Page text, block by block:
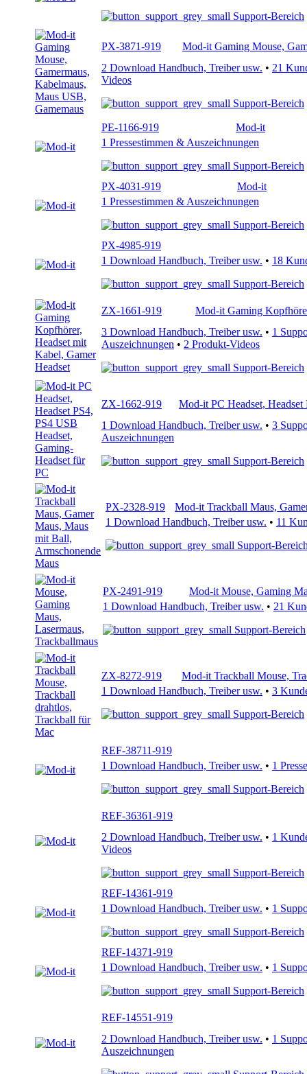
Support-Bereich
PX-3871-919
Mod-it Gaming Mouse,
2 Download Handbuch, Treiber usw. • 21
Videos
Support-Bereich
PE-1166-919
Mod-it
1 Pressestimmen & Auszeichnungen
Support-Bereich
PX-4031-919
Mod-it
1 Pressestimmen & Auszeichnungen
Support-Bereich
PX-4985-919
1 Download Handbuch, Treiber usw. • 18
Support-Bereich
ZX-1661-919
Mod-it Gaming
3 Download Handbuch, Treiber usw. • 1
Auszeichnungen • 2 Produkt-Videos
Support-Bereich
ZX-1662-919
Mod-it PC Headset,
1 Download Handbuch, Treiber usw. • 3
Auszeichnungen
Support-Bereich
PX-2328-919
Mod-it Trackball Maus,
1 Download Handbuch, Treiber usw. • 11
Support-
PX-2491-919
Mod-it Mouse, Gaming
1 Download Handbuch, Treiber usw. • 21
Support-Bereich
ZX-8272-919
Mod-it Trackball Mouse,
1 Download Handbuch, Treiber usw. • 3
Support-Bereich
REF-38711-919
1 Download Handbuch, Treiber usw. • 1
Support-Bereich
REF-36361-919
2 Download Handbuch, Treiber usw. • 1
Videos
Support-Bereich
REF-14361-919
1 Download Handbuch, Treiber usw. • 1
Support-Bereich
REF-14371-919
1 Download Handbuch, Treiber usw. • 1
Support-Bereich
REF-14551-919
2 Download Handbuch, Treiber usw. • 1
Auszeichnungen